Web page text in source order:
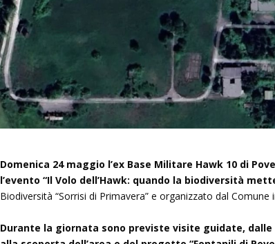
Domenica 24 maggio l’ex Base Militare Hawk 10 di
l’evento “Il Volo dell’Hawk: quando la biodiversità
Biodiversità “Sorrisi di Primavera” e organizzato dal Comune
Durante la giornata sono previste visite guidate, dalle